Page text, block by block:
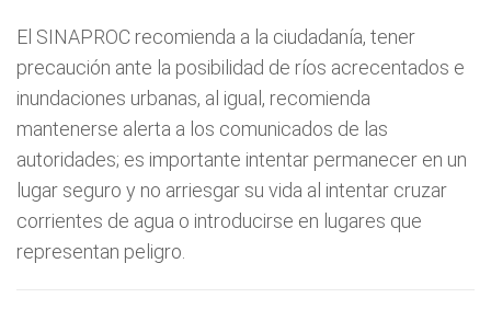
El SINAPROC recomienda a la ciudadanía, tener
precaución ante la posibilidad de ríos acrecentados e
inundaciones urbanas, al igual, recomienda
mantenerse alerta a los comunicados de las
autoridades; es importante intentar permanecer en un
lugar seguro y no arriesgar su vida al intentar cruzar
corrientes de agua o introducirse en lugares que
representan peligro.